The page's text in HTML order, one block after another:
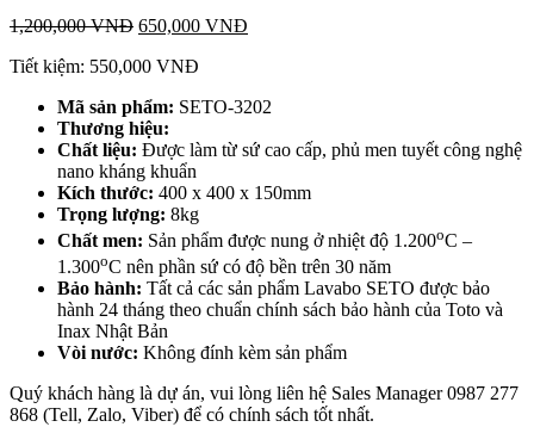
1,200,000VNĐ 650,000 VNĐ
Tiết kiệm: 550,000 VNĐ
Mã sản phẩm: SETO-3202
Thương hiệu:
Chất liệu: Được làm từ sứ cao cấp, phủ men tuyết công nghệ
nano kháng khuẩn
Kích thước: 400 x 400 x 150mm
Trọng lượng: 8kg
Chất men: Sản phẩm được nung ở nhiệt độ 1.200oC –
1.300oC nên phần sứ có độ bền trên 30 năm
Bảo hành: Tất cả các sản phẩm Lavabo SETO được bảo
hành 24 tháng theo chuẩn chính sách bảo hành của Toto và
Inax Nhật Bản
Vòi nước: Không đính kèm sản phẩm
Quý khách hàng là dự án, vui lòng liên hệ Sales Manager 0987 277
868 (Tell, Zalo, Viber) để có chính sách tốt nhất.